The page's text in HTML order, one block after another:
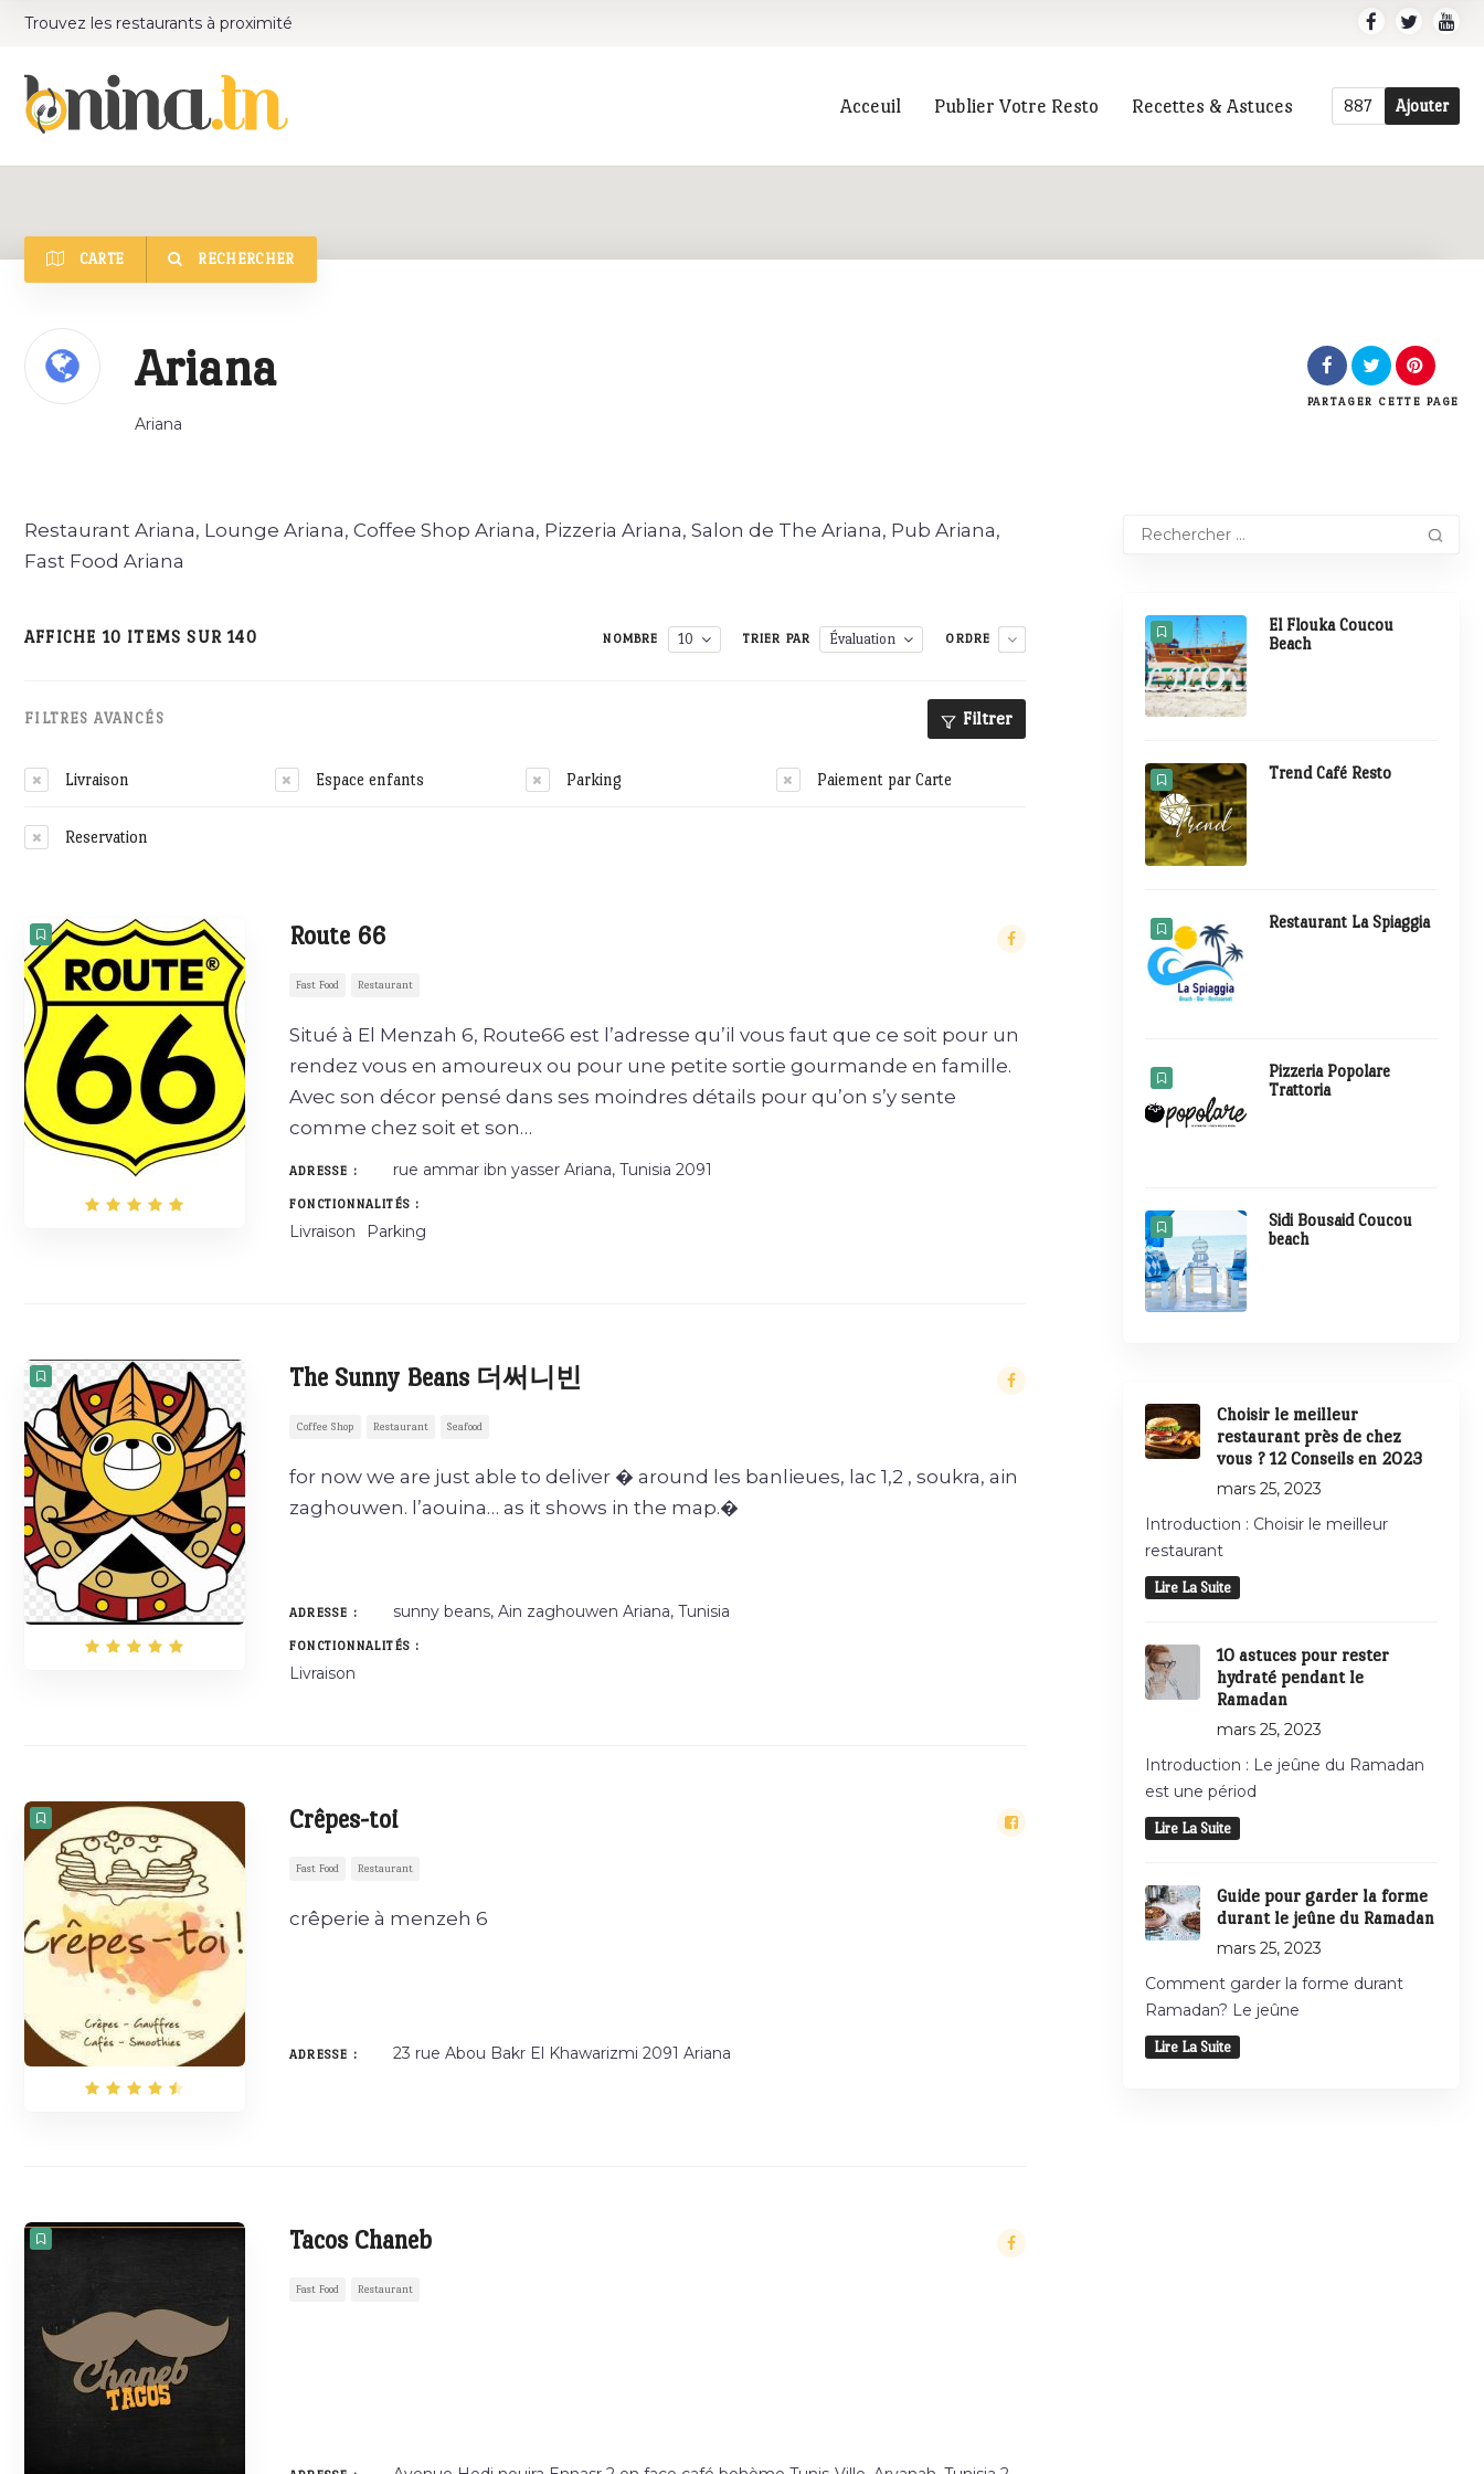
Trouvez les restaurants à proximité
Acceuil Publier Votre Resto Recettes & Astuces 887 Ajouter
CARTE RECHERCHER
Ariana
Ariana
PARTAGER CETTE PAGE
Restaurant Ariana, Lounge Ariana, Coffee Shop Ariana, Pizzeria Ariana, Salon de The Ariana, Pub Ariana,
Fast Food Ariana
AFFICHE 10 ITEMS SUR 140 NOMBRE 10 TRIER PAR Évaluation ORDRE
FILTRES AVANCÉS
Livraison Espace enfants Parking Paiement par Carte
Reservation
Filtrer
Route 66
Fast Food Restaurant
Situé à El Menzah 6, Route66 est l’adresse qu’il vous faut que ce soit pour un
rendez vous en amoureux ou pour une petite sortie gourmande en famille.
Avec son décor pensé dans ses moindres détails pour qu’on s’y sente
comme chez soit et son…
ADRESSE : rue ammar ibn yasser Ariana, Tunisia 2091
FONCTIONNALITÉS :
Livraison Parking
The Sunny Beans 더써니빈
Coffee Shop Restaurant Seafood
for now we are just able to deliver � around les banlieues, lac 1,2 , soukra, ain
zaghouwen. l’aouina… as it shows in the map.�
ADRESSE : sunny beans, Ain zaghouwen Ariana, Tunisia
FONCTIONNALITÉS :
Livraison
Crêpes-toi
Fast Food Restaurant
crêperie à menzeh 6
ADRESSE : 23 rue Abou Bakr El Khawarizmi 2091 Ariana
Tacos Chaneb
Fast Food Restaurant
El Flouka Coucou
Beach
Trend Café Resto
Restaurant La Spiaggia
Pizzeria Popolare
Trattoria
Sidi Bousaid Coucou
beach
Choisir le meilleur
restaurant près de chez
vous ? 12 Conseils en 2023
mars 25, 2023
Introduction : Choisir le meilleur
restaurant
Lire La Suite
10 astuces pour rester
hydraté pendant le
Ramadan
mars 25, 2023
Introduction : Le jeûne du Ramadan
est une périod
Lire La Suite
Guide pour garder la forme
durant le jeûne du Ramadan
mars 25, 2023
Comment garder la forme durant
Ramadan? Le jeûne
Lire La Suite